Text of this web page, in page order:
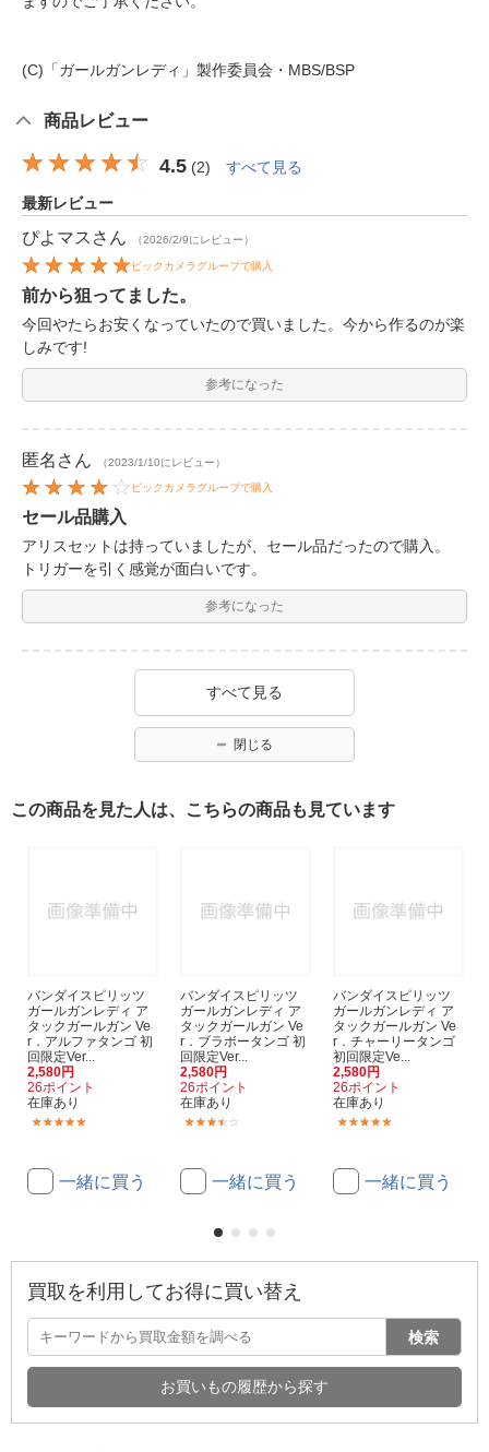
(C)「ガールガンレディ」製作委員会・MBS/BSP
商品レビュー
4.5 (2) すべて見る
最新レビュー
ぴよマス さん （2026/2/9にレビュー）
ビックカメラグループで購入
前から狙ってました。
今回やたらお安くなっていたので買いました。今から作るのが楽
しみです!
参考になった
匿名 さん （2023/1/10にレビュー）
ビックカメラグループで購入
セール品購入
アリスセットは持っていましたが、セール品だったので購入。
トリガーを引く感覚が面白いです。
参考になった
すべて見る
閉じる
この商品を見た人は、こちらの商品も見ています
バンダイスピリッツ
ガールガンレディ ア
タックガールガン Ve
r．アルファタンゴ 初
回限定Ver...
2,580円
26ポイント
在庫あり
一緒に買う
バンダイスピリッツ
ガールガンレディ ア
タックガールガン Ve
r．ブラボータンゴ 初
回限定Ver...
2,580円
26ポイント
在庫あり
一緒に買う
バンダイスピリッツ
ガールガンレディ ア
タックガールガン Ve
r．チャーリータンゴ
初回限定Ve...
2,580円
26ポイント
在庫あり
一緒に買う
買取を利用してお得に買い替え
検索
お買いもの履歴から探す